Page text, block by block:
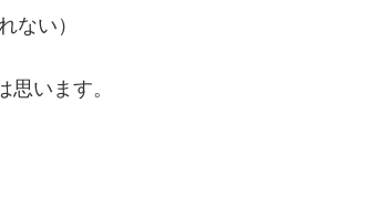
ない）
います。